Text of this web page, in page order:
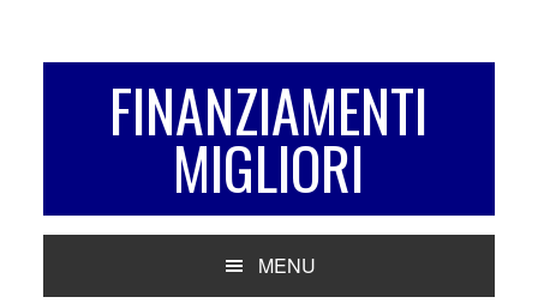
FINANZIAMENTI
MIGLIORI
MENU